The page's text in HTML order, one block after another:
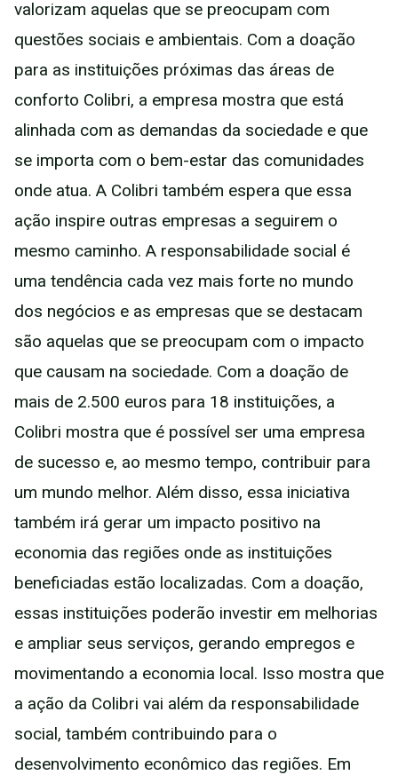
valorizam aquelas que se preocupam com
questões sociais e ambientais. Com a doação
para as instituições próximas das áreas de
conforto Colibri, a empresa mostra que está
alinhada com as demandas da sociedade e que
se importa com o bem-estar das comunidades
onde atua. A Colibri também espera que essa
ação inspire outras empresas a seguirem o
mesmo caminho. A responsabilidade social é
uma tendência cada vez mais forte no mundo
dos negócios e as empresas que se destacam
são aquelas que se preocupam com o impacto
que causam na sociedade. Com a doação de
mais de 2.500 euros para 18 instituições, a
Colibri mostra que é possível ser uma empresa
de sucesso e, ao mesmo tempo, contribuir para
um mundo melhor. Além disso, essa iniciativa
também irá gerar um impacto positivo na
economia das regiões onde as instituições
beneficiadas estão localizadas. Com a doação,
essas instituições poderão investir em melhorias
e ampliar seus serviços, gerando empregos e
movimentando a economia local. Isso mostra que
a ação da Colibri vai além da responsabilidade
social, também contribuindo para o
desenvolvimento econômico das regiões. Em